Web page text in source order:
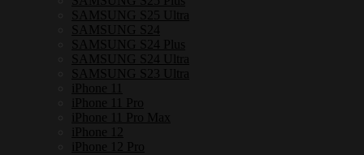
SAMSUNG S25 Ultra
SAMSUNG S24
SAMSUNG S24 Plus
SAMSUNG S24 Ultra
SAMSUNG S23 Ultra
iPhone 11
iPhone 11 Pro
iPhone 11 Pro Max
iPhone 12
iPhone 12 Pro